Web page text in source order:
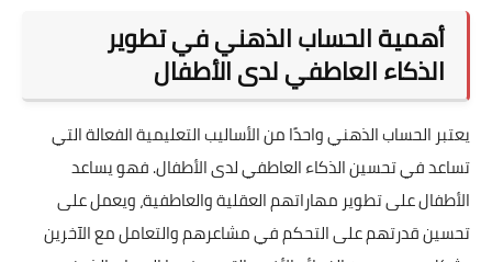
أهمية الحساب الذهني في تطوير
الذكاء العاطفي لدى الأطفال
يعتبر الحساب الذهني واحدًا من الأساليب التعليمية الفعالة التي
تساعد في تحسين الذكاء العاطفي لدى الأطفال. فهو يساعد
الأطفال على تطوير مهاراتهم العقلية والعاطفية، ويعمل على
تحسين قدرتهم على التحكم في مشاعرهم والتعامل مع الآخرين